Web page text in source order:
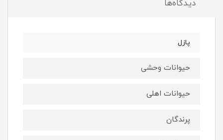
دیدگاه‌ها
پازل
حیوانات وحشی
حیوانات اهلی
پرندگان